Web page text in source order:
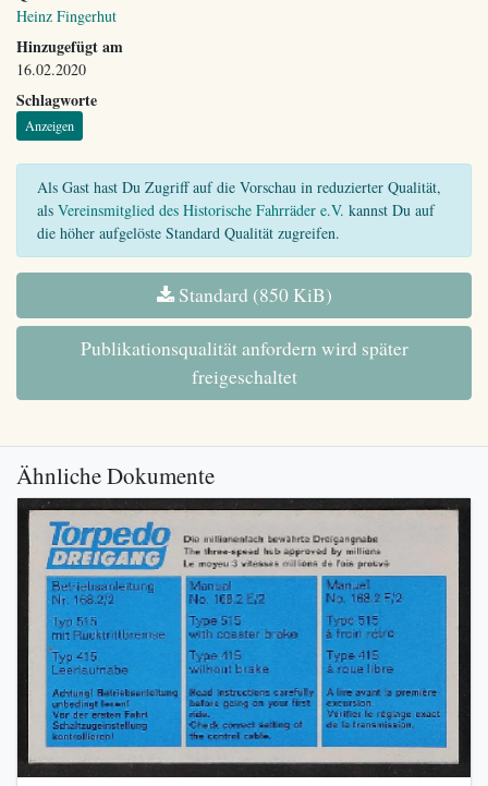
Heinz Fingerhut
Hinzugefügt am
16.02.2020
Schlagworte
Anzeigen
Als Gast hast Du Zugriff auf die Vorschau in reduzierter Qualität,
als Vereinsmitglied des Historische Fahrräder e.V. kannst Du auf
die höher aufgelöste Standard Qualität zugreifen.
Standard (850 KiB)
Publikationsqualität anfordern wird später
freigeschaltet
Ähnliche Dokumente